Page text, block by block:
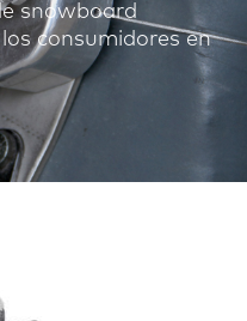
snowboard
consumidores en